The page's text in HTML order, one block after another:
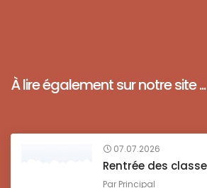
À lire également sur notre site ...
07.07.2026
Rentrée des
Par Principal